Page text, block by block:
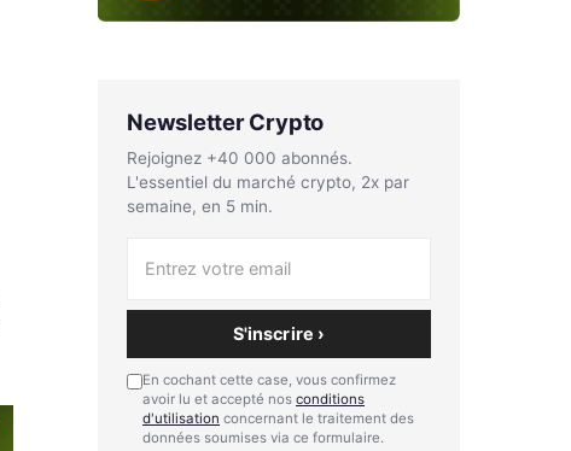
Newsletter Crypto
Rejoignez +40 000 abonnés.
L'essentiel du marché crypto, 2x par
semaine, en 5 min.
S'inscrire ›
En cochant cette case, vous confirmez
avoir lu et accepté nos conditions
d'utilisation concernant le traitement des
données soumises via ce formulaire.